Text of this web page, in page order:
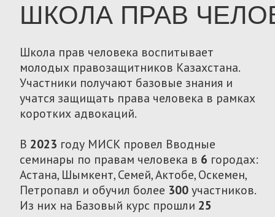
Цели проекта – определить часто
памятки о том, что делать во время
блокировок и шатдаунов.
После изучения законов и интервью с
экспертами, авторы проекта Ақерке
Мәден и Дмитрий Абрамов разработали
«Руководство по безопасности граждан
«Qantar emes»